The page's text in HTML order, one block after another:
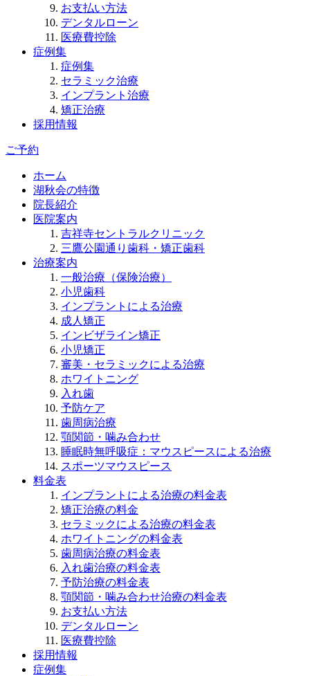
お支払い方法
デンタルローン
医療費控除
症例集
症例集
セラミック治療
インプラント治療
矯正治療
採用情報
ご予約
ホーム
湖秋会の特徴
院長紹介
医院案内
吉祥寺セントラルクリニック
三鷹公園通り歯科・矯正歯科
治療案内
一般治療（保険治療）
小児歯科
インプラントによる治療
成人矯正
インビザライン矯正
小児矯正
審美・セラミックによる治療
ホワイトニング
入れ歯
予防ケア
歯周病治療
顎関節・噛み合わせ
睡眠時無呼吸症：マウスピースによる治療
スポーツマウスピース
料金表
インプラントによる治療の料金表
矯正治療の料金
セラミックによる治療の料金表
ホワイトニングの料金表
歯周病治療の料金表
入れ歯治療の料金表
予防治療の料金表
顎関節・噛み合わせ治療の料金表
お支払い方法
デンタルローン
医療費控除
採用情報
症例集